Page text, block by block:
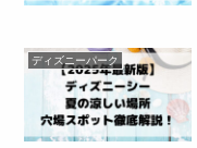
ディズニーパーク